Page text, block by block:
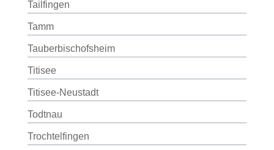
Tailfingen
Tamm
Tauberbischofsheim
Titisee
Titisee-Neustadt
Todtnau
Trochtelfingen